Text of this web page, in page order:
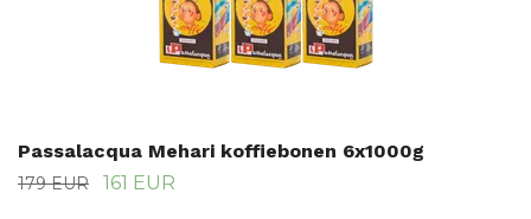
Passalacqua Mehari koffiebonen 6x1000g
179 EUR 161 EUR